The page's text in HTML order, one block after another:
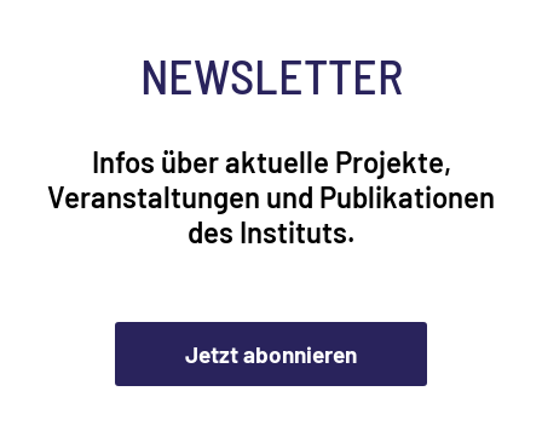
NEWSLETTER
Infos über aktuelle Projekte,
Veranstaltungen und Publikationen
des Instituts.
Jetzt abonnieren